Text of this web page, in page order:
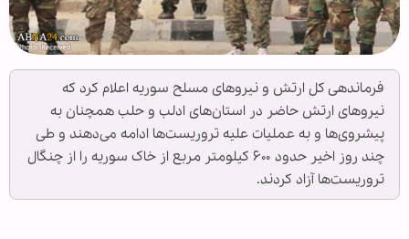
فرماندهی کل ارتش و نیروهای مسلح سوریه اعلام کرد که
نیروهای ارتش حاضر در استان‌های ادلب و حلب همچنان به
پیشروی‌ها و به عملیات علیه تروریست‌ها ادامه می‌دهند و طی
چند روز اخیر حدود ۶۰۰ کیلومتر مربع از خاک سوریه را از چنگال
تروریست‌ها آزاد کردند.